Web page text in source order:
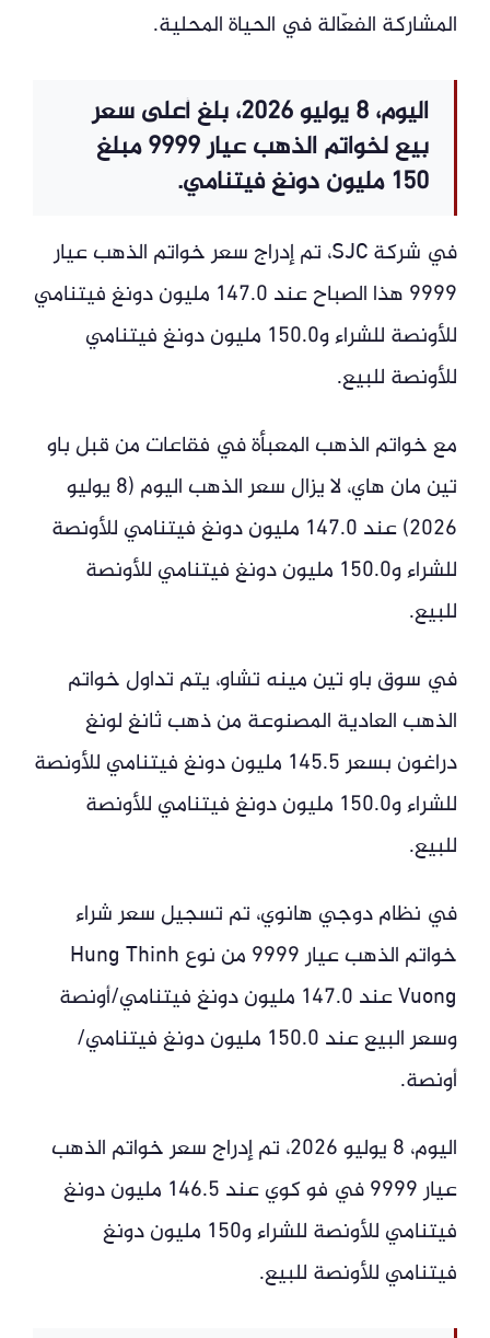
المشاركة الفعّالة في الحياة المحلية.
اليوم، 8 يوليو 2026، بلغ أعلى سعر
بيع لخواتم الذهب عيار 9999 مبلغ
150 مليون دونغ فيتنامي.
في شركة SJC، تم إدراج سعر خواتم الذهب عيار
9999 هذا الصباح عند 147.0 مليون دونغ فيتنامي
للأونصة للشراء و150.0 مليون دونغ فيتنامي
للأونصة للبيع.
مع خواتم الذهب المعبأة في فقاعات من قبل باو
تين مان هاي، لا يزال سعر الذهب اليوم (8 يوليو
2026) عند 147.0 مليون دونغ فيتنامي للأونصة
للشراء و150.0 مليون دونغ فيتنامي للأونصة
للبيع.
في سوق باو تين مينه تشاو، يتم تداول خواتم
الذهب العادية المصنوعة من ذهب ثانغ لونغ
دراغون بسعر 145.5 مليون دونغ فيتنامي للأونصة
للشراء و150.0 مليون دونغ فيتنامي للأونصة
للبيع.
في نظام دوجي هانوي، تم تسجيل سعر شراء
خواتم الذهب عيار 9999 من نوع Hung Thinh
Vuong عند 147.0 مليون دونغ فيتنامي/أونصة
وسعر البيع عند 150.0 مليون دونغ فيتنامي/
أونصة.
اليوم، 8 يوليو 2026، تم إدراج سعر خواتم الذهب
عيار 9999 في فو كوي عند 146.5 مليون دونغ
فيتنامي للأونصة للشراء و150 مليون دونغ
فيتنامي للأونصة للبيع.